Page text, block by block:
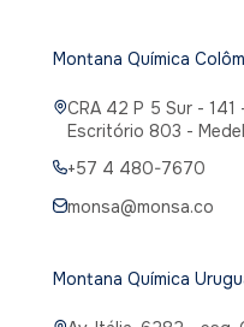
Montana Química
CRA 42 P 5 Sur - 141
Escritório 803 -
+57 4 480-7670
monsa@monsa.co
Montana Química